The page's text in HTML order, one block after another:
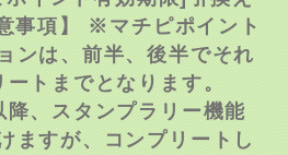
事項】 ※マチピポイント
ンは、前半、後半でそれ
トまでとなります。
、スタンプラリー機能
ますが、コンプリートし